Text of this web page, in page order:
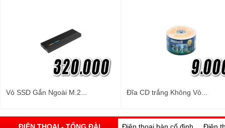
Vỏ SSD Gắn Ngoài M.2... Đĩa CD trắng Không Vỏ...